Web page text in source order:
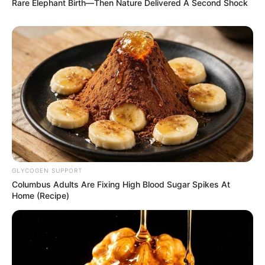
Όλα τα κείμενα και οι εικόνες είναι πνευματική ιδιοκτησία του
ΝΙΚΟΛΑΟΣ ΑΝΑΞΙΜΑΝΔΡΟΣ. Aπαγορεύεται η αναπαραγωγή, η
Rare Elephant Birth—Then Nature Delivered A Second Shock
GLYCOGEN SUPPORT
Columbus Adults Are Fixing High Blood Sugar Spikes At
Home (Recipe)